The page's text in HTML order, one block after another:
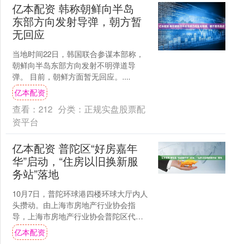
亿本配资 韩称朝鲜向半岛
东部方向发射导弹，朝方暂
无回应
当地时间22日，韩国联合参谋本部称，
朝鲜向半岛东部方向发射不明弹道导
弹。 目前，朝鲜方面暂无回应。....
亿本配资
查看： 212 分类： 正规实盘股票配
资平台
亿本配资 普陀区“好房嘉年
华”启动，“住房以旧换新服
务站”落地
10月7日，普陀环球港四楼环球大厅内人
头攒动。由上海市房地产行业协会指
导，上海市房地产行业协会普陀区代表
处主办的“普陀乐享生活节—最爱TOP好
房嘉年华”拉开帷幕....
亿本配资